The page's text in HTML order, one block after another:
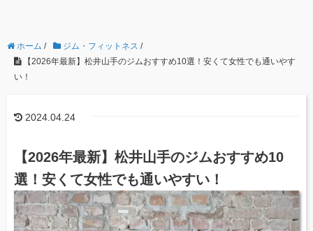
ホーム / ジム・フィットネス /
【2026年最新】松井山手のジムおすすめ10選！安くて女性でも通いやす
い！
2024.04.24
【2026年最新】松井山手のジムおすすめ10
選！安くて女性でも通いやすい！